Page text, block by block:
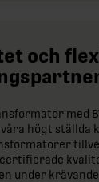
och
med
högt ställda
under